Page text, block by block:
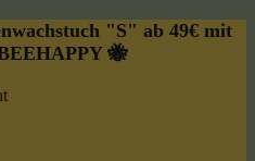
"S" ab 49€ mit
🐝